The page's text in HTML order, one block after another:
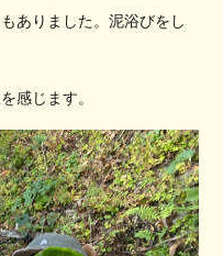
ありました。泥浴びをし
感じます。